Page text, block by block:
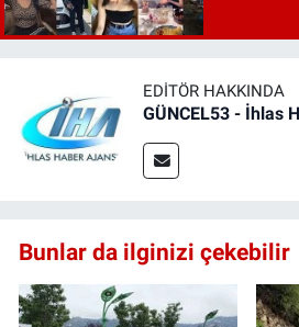
EDITÖR HAKKINDA
GÜNCEL53 - İhlas
Bunlar da ilginizi çekebilir